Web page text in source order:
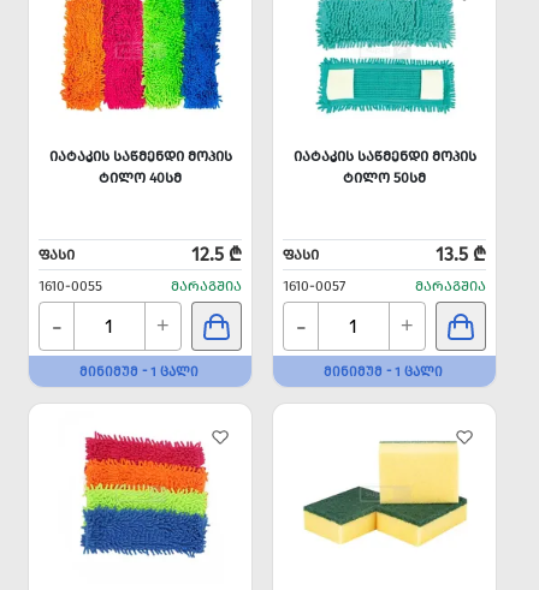
ᲘᲐᲢᲐᲙᲘᲡ ᲡᲐᲬᲛᲔᲜᲓᲘ ᲛᲝᲞᲘᲡ
ᲢᲘᲚᲝ 40ᲡᲛ
ᲤᲐᲡᲘ 12.5 ₾
1610-0055 ᲛᲐᲠᲐᲒᲨᲘᲐ
- +
ᲛᲘᲜᲘᲛᲣᲛ - 1 ᲪᲐᲚᲘ
ᲘᲐᲢᲐᲙᲘᲡ ᲡᲐᲬᲛᲔᲜᲓᲘ ᲛᲝᲞᲘᲡ
ᲢᲘᲚᲝ 50ᲡᲛ
ᲤᲐᲡᲘ 13.5 ₾
1610-0057 ᲛᲐᲠᲐᲒᲨᲘᲐ
- +
ᲛᲘᲜᲘᲛᲣᲛ - 1 ᲪᲐᲚᲘ